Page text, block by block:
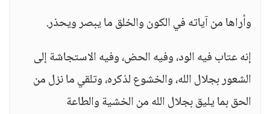
وأراها من آياته في الكون والخلق ما يبصر ويحذر.
إنه عتاب فيه الود، وفيه الحض، وفيه الاستجاشة إلى
الشعور بجلال الله، والخشوع لذكره، وتلقي ما نزل من
الحق بما يليق بجلال الله من الخشية والطاعة